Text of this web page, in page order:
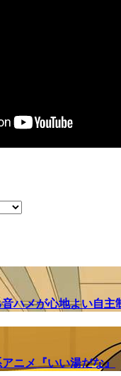
ハメが心地よい自主
ニメ『いい湯だな』